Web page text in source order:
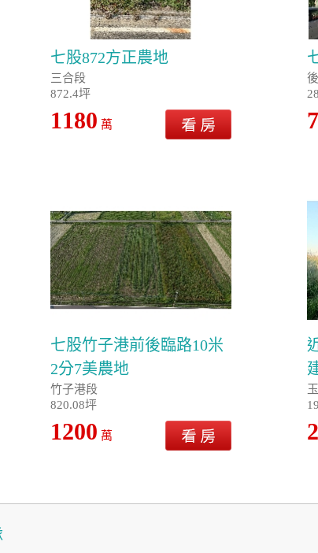
七股872方正農地
三合段
872.4坪
1180 萬
七股竹子港前後臨路10米
2分7美農地
竹子港段
820.08坪
1200 萬